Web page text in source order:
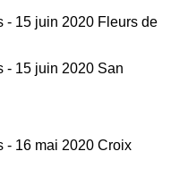
- 15 juin 2020 Fleurs de
- 15 juin 2020 San
- 16 mai 2020 Croix